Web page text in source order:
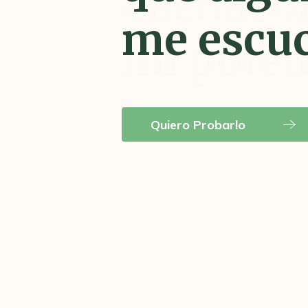
mi
Quiero Probarlo